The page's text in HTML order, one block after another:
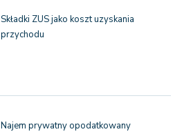
Składki ZUS jako koszt uzyskania
przychodu
Najem prywatny opodatkowany